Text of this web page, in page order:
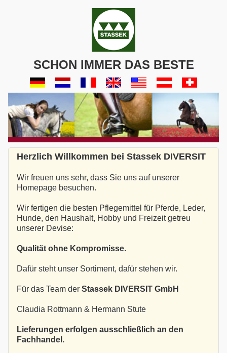
SCHON IMMER DAS BESTE
Herzlich Willkommen bei Stassek DIVERSIT
Wir freuen uns sehr, dass Sie uns auf unserer
Homepage besuchen.
Wir fertigen die besten Pflegemittel für Pferde, Leder,
Hunde, den Haushalt, Hobby und Freizeit getreu
unserer Devise:
Qualität ohne Kompromisse.
Dafür steht unser Sortiment, dafür stehen wir.
Für das Team der Stassek DIVERSIT GmbH
Claudia Rottmann & Hermann Stute
Lieferungen erfolgen ausschließlich an den
Fachhandel.